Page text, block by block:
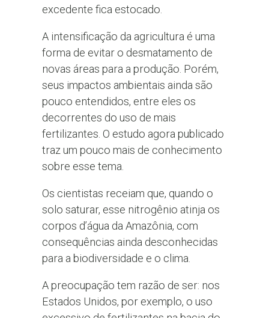
excedente fica estocado.
A intensificação da agricultura é uma
forma de evitar o desmatamento de
novas áreas para a produção. Porém,
seus impactos ambientais ainda são
pouco entendidos, entre eles os
decorrentes do uso de mais
fertilizantes. O estudo agora publicado
traz um pouco mais de conhecimento
sobre esse tema.
Os cientistas receiam que, quando o
solo saturar, esse nitrogênio atinja os
corpos d’água da Amazônia, com
consequências ainda desconhecidas
para a biodiversidade e o clima.
A preocupação tem razão de ser: nos
Estados Unidos, por exemplo, o uso